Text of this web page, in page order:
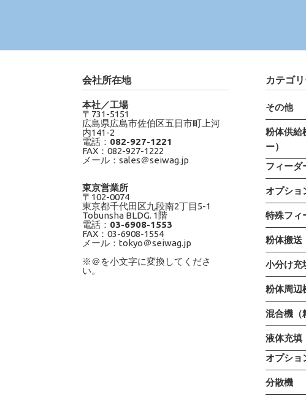
会社所在地
本社／工場
〒731-5151
広島県広島市佐伯区五日市町上河
内141-2
電話： 082-927-1221
FAX：082-927-1222
メール：sales＠seiwag.jp
東京営業所
〒102-0074
東京都千代田区九段南2丁目5-1
Tobunsha BLDG. 1階
電話： 03-6908-1553
FAX：03-6908-1554
メール：tokyo＠seiwag.jp
※＠を小文字に変換してくださ
い。
カテゴ
その他
粉体供給
ー）
フィーダ
オプショ
特殊フィ
粉体搬送
小分け充
粉体周辺
混合機（
液体充填
オプショ
分散機